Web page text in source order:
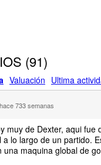
(91)
Valuación Ultima
hace 733 semanas
muy de Dexter, aqui
a lo largo de un partido.
una maquina global de